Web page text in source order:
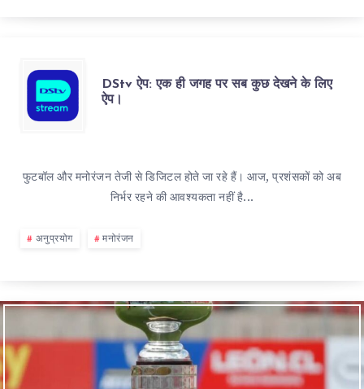
DStv ऐप: एक ही जगह पर सब कुछ देखने के लिए
ऐप।
फुटबॉल और मनोरंजन तेजी से डिजिटल होते जा रहे हैं। आज, प्रशंसकों को अब
निर्भर रहने की आवश्यकता नहीं है...
अनुप्रयोग मनोरंजन